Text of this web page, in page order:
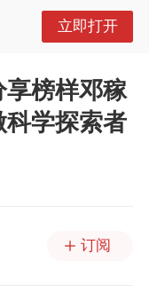
立即打开
榜样邓稼
学探索者
订阅